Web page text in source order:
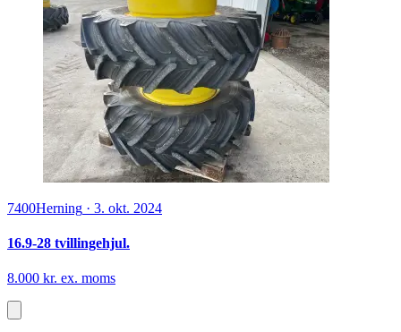
7400Herning · 3. okt. 2024
16.9-28 tvillingehjul.
8.000 kr. ex. moms